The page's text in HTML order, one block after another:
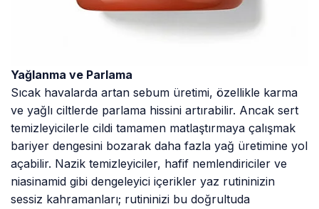
Yağlanma ve Parlama
Sıcak havalarda artan sebum üretimi, özellikle karma
ve yağlı ciltlerde parlama hissini artırabilir. Ancak sert
temizleyicilerle cildi tamamen matlaştırmaya çalışmak
bariyer dengesini bozarak daha fazla yağ üretimine yol
açabilir. Nazik temizleyiciler, hafif nemlendiriciler ve
niasinamid gibi dengeleyici içerikler yaz rutininizin
sessiz kahramanları; rutininizi bu doğrultuda